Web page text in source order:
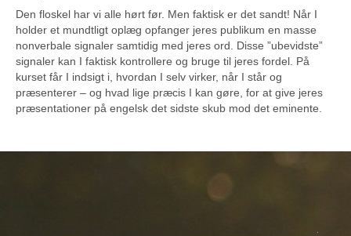
Den floskel har vi alle hørt før. Men faktisk er det sandt! Når I
holder et mundtligt oplæg opfanger jeres publikum en masse
nonverbale signaler samtidig med jeres ord. Disse ”ubevidste”
signaler kan I faktisk kontrollere og bruge til jeres fordel. På
kurset får I indsigt i, hvordan I selv virker, når I står og
præsenterer – og hvad lige præcis I kan gøre, for at give jeres
præsentationer på engelsk det sidste skub mod det eminente.